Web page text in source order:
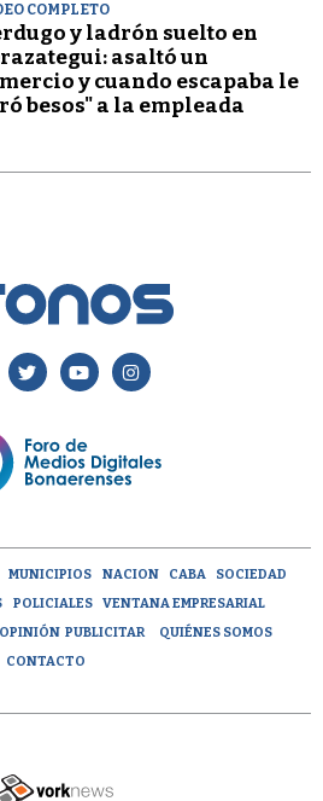
COMPLETO
y ladrón suelto en
asaltó un
y cuando escapaba le
besos" a la empleada
MUNICIPIOS NACION CABA
SOCIEDAD
POLICIALES
VENTANA EMPRESARIAL
OPINIÓN PUBLICITAR
QUIÉNES SOMOS
CONTACTO